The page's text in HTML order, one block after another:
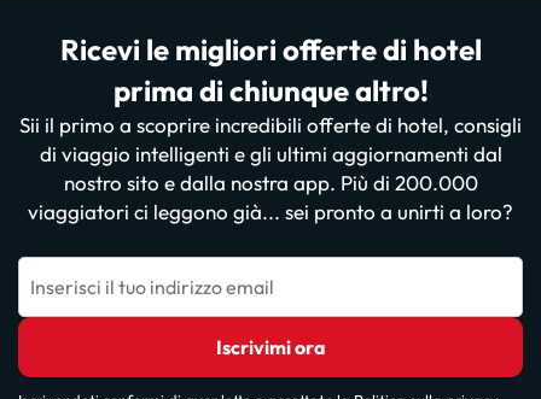
Ricevi le migliori offerte di hotel
prima di chiunque altro!
Sii il primo a scoprire incredibili offerte di hotel, consigli
di viaggio intelligenti e gli ultimi aggiornamenti dal
nostro sito e dalla nostra app. Più di 200.000
viaggiatori ci leggono già... sei pronto a unirti a loro?
Inserisci il tuo indirizzo email
Iscrivimi ora